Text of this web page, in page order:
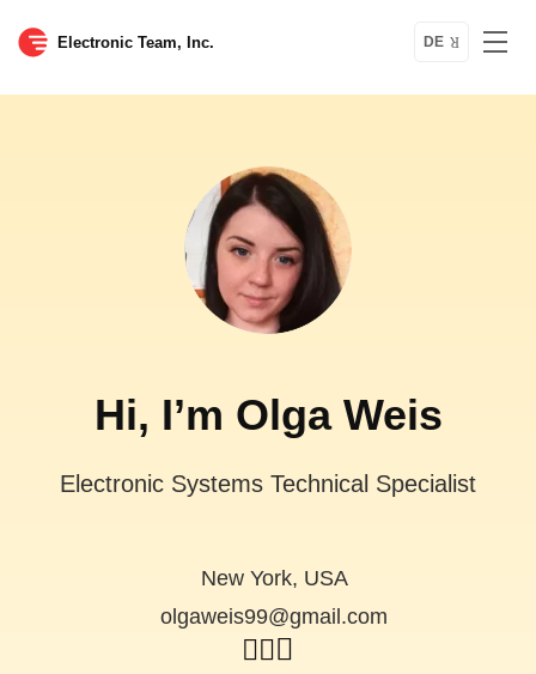
Electronic Team, Inc. DE
Hi, I’m Olga Weis
Electronic Systems Technical Specialist
New York, USA
olgaweis99@gmail.com